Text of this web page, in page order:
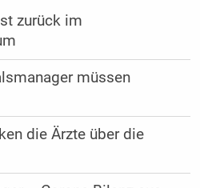
zurück im
müssen
die Ärzte über die